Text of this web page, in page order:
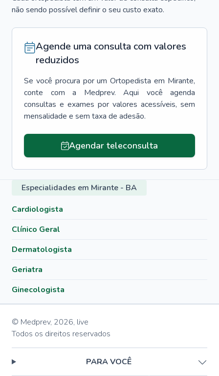
não sendo possível definir o seu custo exato.
Agende uma consulta com valores
reduzidos
Se você procura por um Ortopedista em Mirante,
conte com a Medprev. Aqui você agenda
consultas e exames por valores acessíveis, sem
mensalidade e sem taxa de adesão.
Agendar teleconsulta
Especialidades em Mirante - BA
Cardiologista
Clínico Geral
Dermatologista
Geriatra
Ginecologista
© Medprev, 2026, live
Todos os direitos reservados
PARA VOCÊ